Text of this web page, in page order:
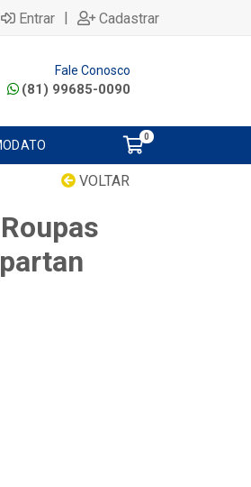
Entrar | Cadastrar
Fale Conosco
(81) 99685-0090
0
VOLTAR